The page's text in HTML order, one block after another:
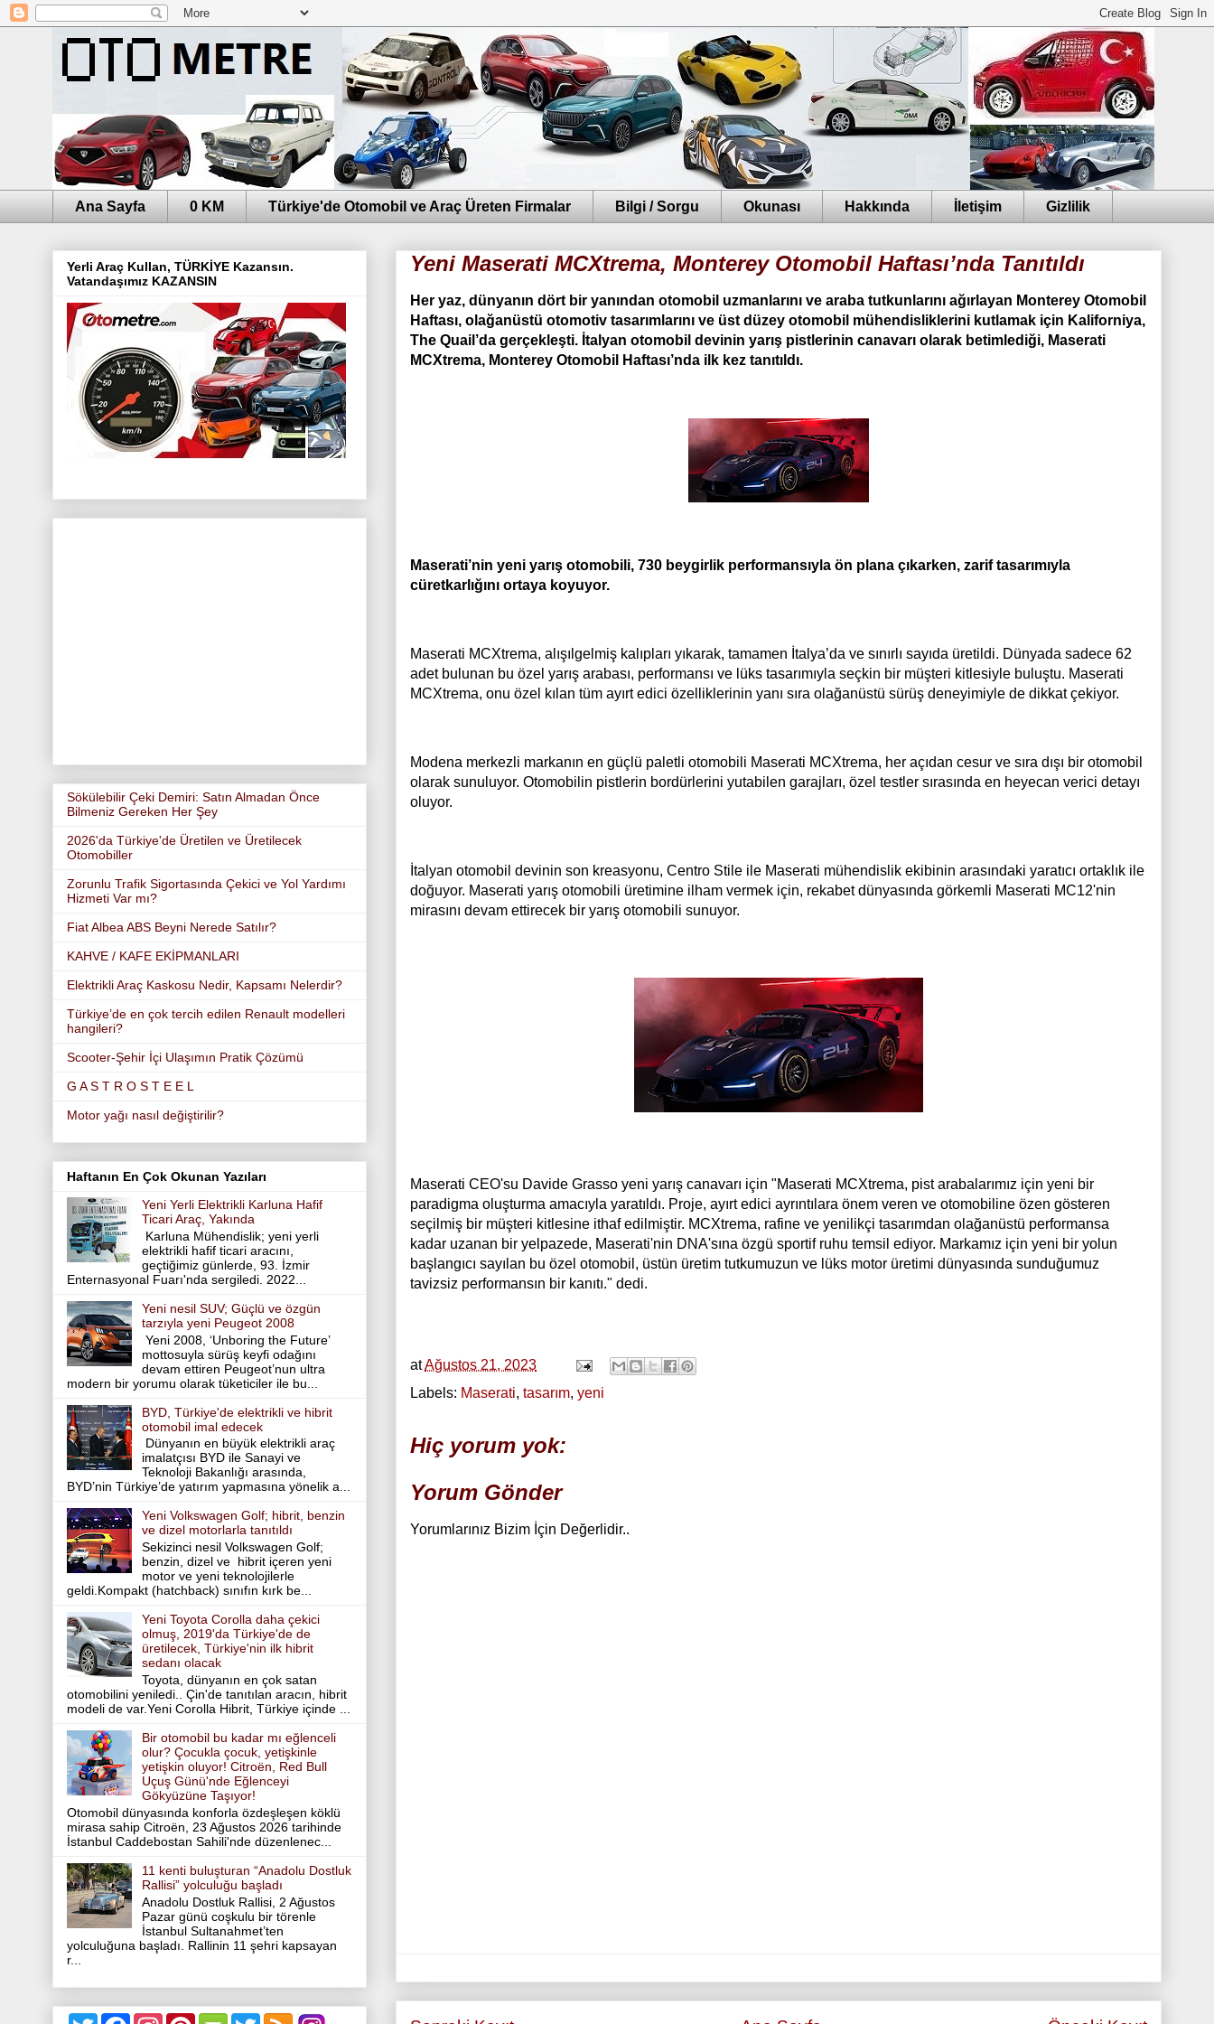
Ana Sayfa 0 KM Türkiye'de Otomobil ve Araç Üreten Firmalar Bilgi / Sorgu Okunası Hakkında İletişim Gizlilik
Yeni Maserati MCXtrema, Monterey Otomobil Haftası’nda Tanıtıldı
Her yaz, dünyanın dört bir yanından otomobil uzmanlarını ve araba tutkunlarını ağırlayan Monterey Otomobil
Haftası, olağanüstü otomotiv tasarımlarını ve üst düzey otomobil mühendisliklerini kutlamak için Kaliforniya,
The Quail’da gerçekleşti. İtalyan otomobil devinin yarış pistlerinin canavarı olarak betimlediği, Maserati
MCXtrema, Monterey Otomobil Haftası’nda ilk kez tanıtıldı.
Maserati’nin yeni yarış otomobili, 730 beygirlik performansıyla ön plana çıkarken, zarif tasarımıyla
cüretkarlığını ortaya koyuyor.
Maserati MCXtrema, alışılgelmiş kalıpları yıkarak, tamamen İtalya’da ve sınırlı sayıda üretildi. Dünyada sadece 62
adet bulunan bu özel yarış arabası, performansı ve lüks tasarımıyla seçkin bir müşteri kitlesiyle buluştu. Maserati
MCXtrema, onu özel kılan tüm ayırt edici özelliklerinin yanı sıra olağanüstü sürüş deneyimiyle de dikkat çekiyor.
Modena merkezli markanın en güçlü paletli otomobili Maserati MCXtrema, her açıdan cesur ve sıra dışı bir otomobil
olarak sunuluyor. Otomobilin pistlerin bordürlerini yutabilen garajları, özel testler sırasında en heyecan verici detayı
oluyor.
İtalyan otomobil devinin son kreasyonu, Centro Stile ile Maserati mühendislik ekibinin arasındaki yaratıcı ortaklık ile
doğuyor. Maserati yarış otomobili üretimine ilham vermek için, rekabet dünyasında görkemli Maserati MC12'nin
mirasını devam ettirecek bir yarış otomobili sunuyor.
Maserati CEO'su Davide Grasso yeni yarış canavarı için "Maserati MCXtrema, pist arabalarımız için yeni bir
paradigma oluşturma amacıyla yaratıldı. Proje, ayırt edici ayrıntılara önem veren ve otomobiline özen gösteren
seçilmiş bir müşteri kitlesine ithaf edilmiştir. MCXtrema, rafine ve yenilikçi tasarımdan olağanüstü performansa
kadar uzanan bir yelpazede, Maserati'nin DNA'sına özgü sportif ruhu temsil ediyor. Markamız için yeni bir yolun
başlangıcı sayılan bu özel otomobil, üstün üretim tutkumuzun ve lüks motor üretimi dünyasında sunduğumuz
tavizsiz performansın bir kanıtı." dedi.
atAğustos 21, 2023
Labels: Maserati, tasarım, yeni
Hiç yorum yok:
Yorum Gönder
Yorumlarınız Bizim İçin Değerlidir..
Yerli Araç Kullan, TÜRKİYE Kazansın.
Vatandaşımız KAZANSIN
Sökülebilir Çeki Demiri: Satın Almadan Önce
Bilmeniz Gereken Her Şey
2026'da Türkiye'de Üretilen ve Üretilecek
Otomobiller
Zorunlu Trafik Sigortasında Çekici ve Yol Yardımı
Hizmeti Var mı?
Fiat Albea ABS Beyni Nerede Satılır?
KAHVE / KAFE EKİPMANLARI
Elektrikli Araç Kaskosu Nedir, Kapsamı Nelerdir?
Türkiye’de en çok tercih edilen Renault modelleri
hangileri?
Scooter-Şehir İçi Ulaşımın Pratik Çözümü
G A S T R O S T E E L
Motor yağı nasıl değiştirilir?
Haftanın En Çok Okunan Yazıları
Yeni Yerli Elektrikli Karluna Hafif
Ticari Araç, Yakında
Karluna Mühendislik; yeni yerli
elektrikli hafif ticari aracını,
geçtiğimiz günlerde, 93. İzmir
Enternasyonal Fuarı'nda sergiledi. 2022...
Yeni nesil SUV; Güçlü ve özgün
tarzıyla yeni Peugeot 2008
Yeni 2008, ‘Unboring the Future’
mottosuyla sürüş keyfi odağını
devam ettiren Peugeot’nun ultra
modern bir yorumu olarak tüketiciler ile bu...
BYD, Türkiye'de elektrikli ve hibrit
otomobil imal edecek
Dünyanın en büyük elektrikli araç
imalatçısı BYD ile Sanayi ve
Teknoloji Bakanlığı arasında,
BYD’nin Türkiye’de yatırım yapmasına yönelik a...
Yeni Volkswagen Golf; hibrit, benzin
ve dizel motorlarla tanıtıldı
Sekizinci nesil Volkswagen Golf;
benzin, dizel ve hibrit içeren yeni
motor ve yeni teknolojilerle
geldi.Kompakt (hatchback) sınıfın kırk be...
Yeni Toyota Corolla daha çekici
olmuş, 2019'da Türkiye'de de
üretilecek, Türkiye'nin ilk hibrit
sedanı olacak
Toyota, dünyanın en çok satan
otomobilini yeniledi.. Çin'de tanıtılan aracın, hibrit
modeli de var.Yeni Corolla Hibrit, Türkiye içinde ...
Bir otomobil bu kadar mı eğlenceli
olur? Çocukla çocuk, yetişkinle
yetişkin oluyor! Citroën, Red Bull
Uçuş Günü'nde Eğlenceyi
Gökyüzüne Taşıyor!
Otomobil dünyasında konforla özdeşleşen köklü
mirasa sahip Citroën, 23 Ağustos 2026 tarihinde
İstanbul Caddebostan Sahili'nde düzenlenec...
11 kenti buluşturan “Anadolu Dostluk
Rallisi” yolculuğu başladı
Anadolu Dostluk Rallisi, 2 Ağustos
Pazar günü coşkulu bir törenle
İstanbul Sultanahmet’ten
yolculuğuna başladı. Rallinin 11 şehri kapsayan
r...
T
F
P
T